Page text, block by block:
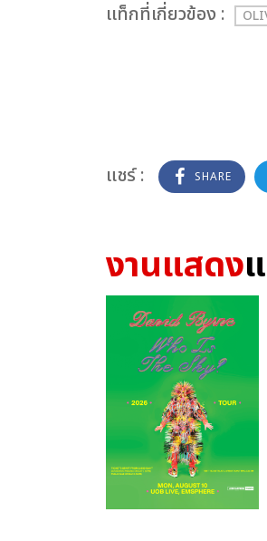
เเท็กที่เกี่ยวข้อง :
แชร์ : SHARE
งานแสดง